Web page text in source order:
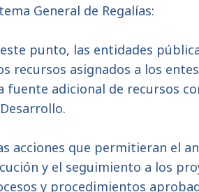
General de Regalías:
este punto, las entidades
recursos asignados a los
fuente adicional de recursos
acciones que permitieran el
y el seguimiento a los
y procedimientos